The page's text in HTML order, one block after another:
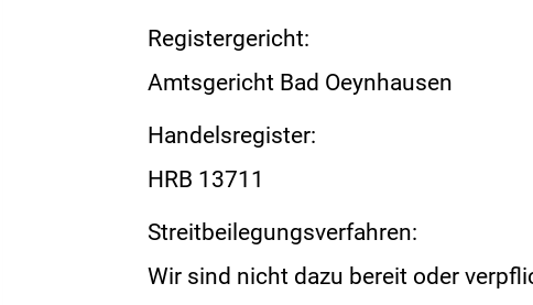
Registergericht:
Amtsgericht Bad Oeynhausen
Handelsregister:
HRB 13711
Streitbeilegungsverfahren:
Wir sind nicht dazu bereit oder